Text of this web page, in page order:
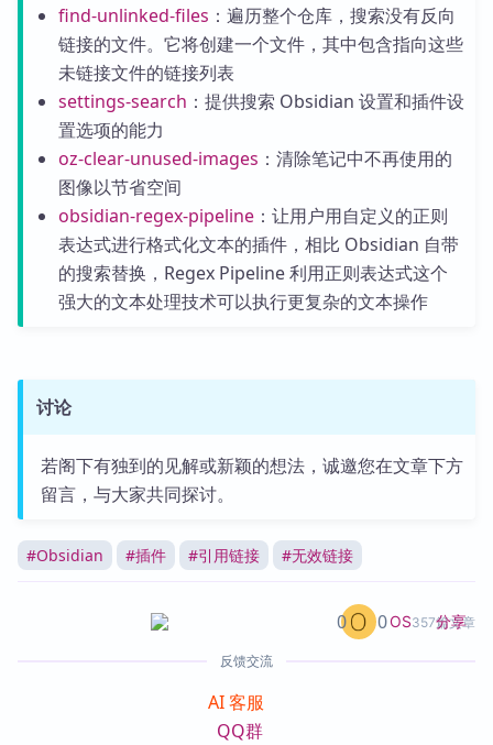
find-unlinked-files ：遍历整个仓库，搜索没有反向
链接的文件。它将创建一个文件，其中包含指向这些
未链接文件的链接列表
settings-search ：提供搜索 Obsidian 设置和插件设
置选项的能力
oz-clear-unused-images ：清除笔记中不再使用的
图像以节省空间
obsidian-regex-pipeline：让用户用自定义的正则
表达式进行格式化文本的插件，相比 Obsidian 自带
的搜索替换，Regex Pipeline 利用正则表达式这个
强大的文本处理技术可以执行更复杂的文本操作
讨论
若阁下有独到的见解或新颖的想法，诚邀您在文章下方
留言，与大家共同探讨。
#Obsidian #插件 #引用链接 #无效链接
OS357篇文章
0 0 分享
反馈交流
AI 客服
QQ群